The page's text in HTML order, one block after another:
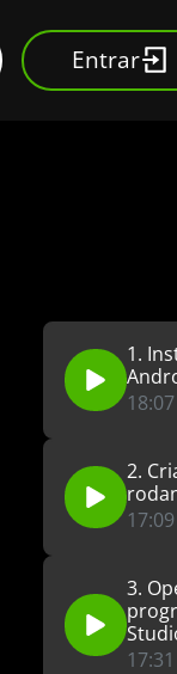
Entrar
1.
18:07
2.
17:09
3.
17:31